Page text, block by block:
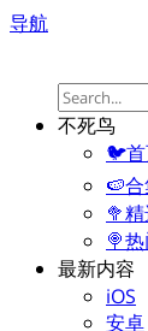
导航
不死鸟
🐦
🍉
🥦
🍭
最新内容
iOS
安卓